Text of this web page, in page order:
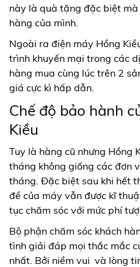
này là quà tặng đặc biệt
hàng của mình.
Ngoài ra điện máy Hồng
trình khuyến mại trong các
hàng mua cùng lúc trên 2
giá cực kì hấp dẫn.
Chế độ bảo hành
Kiều
Tuy là hàng cũ nhưng Hồng
tháng không giống các đơn
tháng. Đặc biệt sau khi hết
đề của máy vẫn được kĩ
tục chăm sóc với mức phí
Bộ phận chăm sóc khách
tình giải đáp mọi thắc mắc
nhất. Bởi niềm vui và lòng